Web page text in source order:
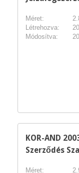
Méret:
Létrehozva:
Módosítva:
KOR-AND
Szerződés
Méret: